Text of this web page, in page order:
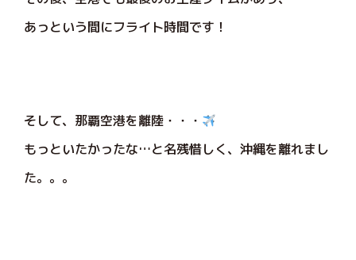
あっという間にフライト時間です！
そして、那覇空港を離陸・・・
もっといたかったな…と名残惜しく、沖縄を離れまし
た。。。